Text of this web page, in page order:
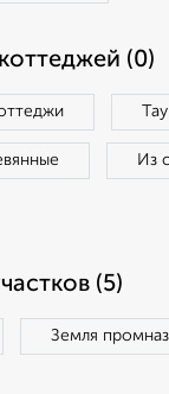
(0)
Из
(5)
Земля